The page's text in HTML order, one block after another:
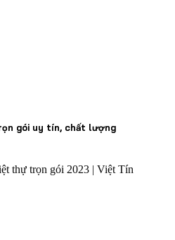
gói uy tín, chất lượng